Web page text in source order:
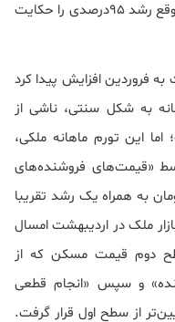
است که نسبت به سال گذشته همین موقع رشد 95درصدی را حکایت
21.5درصد نسبت به فروردین افزایش پیدا کرد
به شکل سنتی، ناشی از
این تورم ماهانه ملکی،
«قیمت‌های فروشنده‌های
200‌میلیون تومان به همراه یک رشد تقریبا
بازار ملک در اردیبهشت امسال
دوم قیمت مسکن که از
و سپس «انجام قطعی
از سطح اول قرار گرفت.